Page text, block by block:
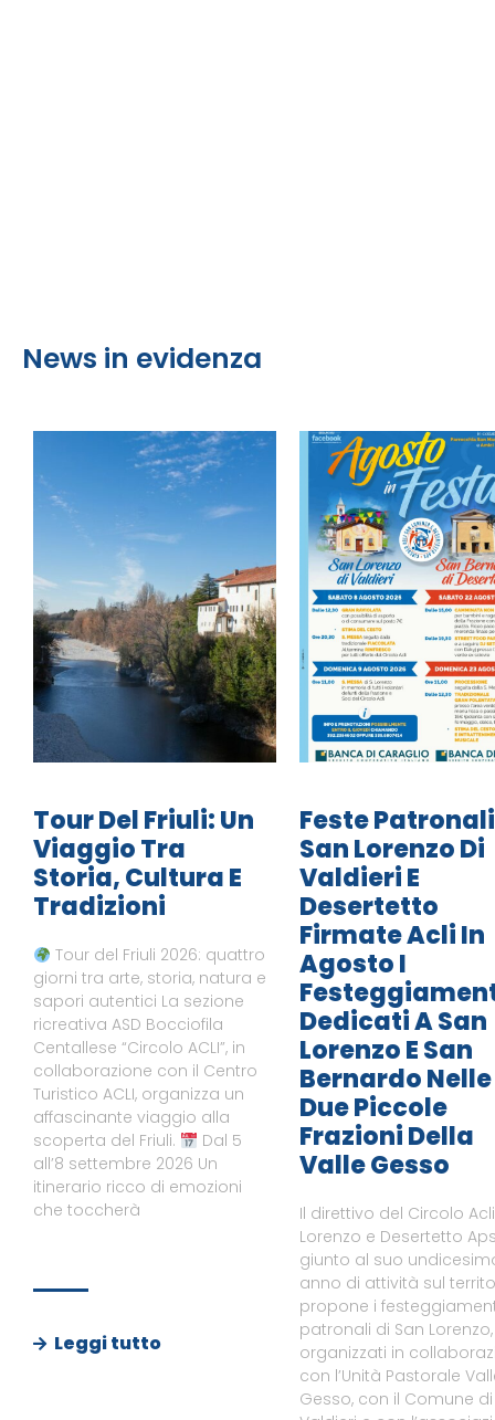
News in evidenza
Tour Del Friuli: Un
Viaggio Tra
Storia, Cultura E
Tradizioni
Tour del Friuli 2026: quattro
giorni tra arte, storia, natura e
sapori autentici La sezione
ricreativa ASD Bocciofila
Centallese “Circolo ACLI”, in
collaborazione con il Centro
Turistico ACLI, organizza un
affascinante viaggio alla
scoperta del Friuli.
Dal 5
all’8 settembre 2026 Un
itinerario ricco di emozioni
che toccherà
Leggi tutto
Feste
San Lorenzo Di
Valdieri E
Desertetto
Firmate Acli In
Agosto I
Dedicati A San
Lorenzo E San
Bernardo Nelle
Due Piccole
Frazioni Della
Valle Gesso
Il direttivo del Circolo
Lorenzo e Desertetto
giunto al suo
anno di attività sul
propone i
patronali di San Lorenzo,
organizzati in
con l’Unità Pastorale
Gesso, con il Comune di